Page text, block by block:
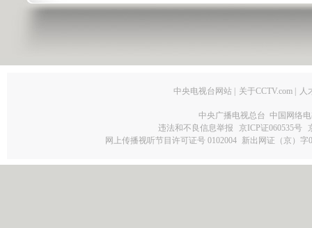
中央电视台网站 关于CCTV.com 人
中央广播电视总台 中国网络
违法和不良信息举报
京ICP证060535号
网上传播视听节目许可证号 0102004 新出网证（京）